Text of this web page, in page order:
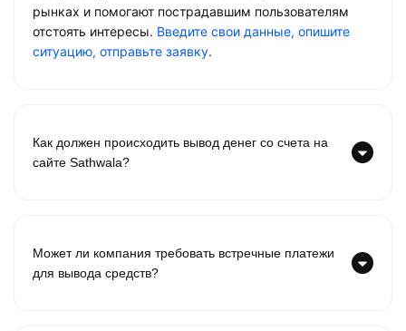
рынках и помогают пострадавшим пользователям
отстоять интересы. Введите свои данные, опишите
ситуацию, отправьте заявку.
Как должен происходить вывод денег со счета на
сайте Sathwala?
Может ли компания требовать встречные платежи
для вывода средств?